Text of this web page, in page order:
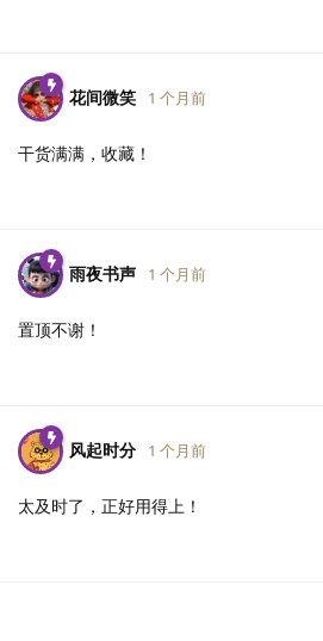
花间微笑 1 个月前
干货满满，收藏！
雨夜书声 1 个月前
置顶不谢！
风起时分 1 个月前
太及时了，正好用得上！